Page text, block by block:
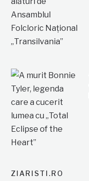
ZIARISTI.RO